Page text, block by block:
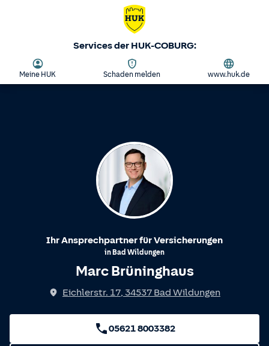
Services der HUK-COBURG:
Meine HUK Schaden melden www.huk.de
Ihr Ansprechpartner für Versicherungen
in Bad Wildungen
Marc Brüninghaus
Eichlerstr. 17, 34537 Bad Wildungen
05621 8003382